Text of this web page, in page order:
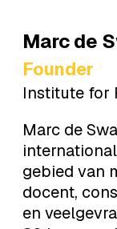
Marcde
Founder
Institute for
Marc de
gebied van
docent,
en